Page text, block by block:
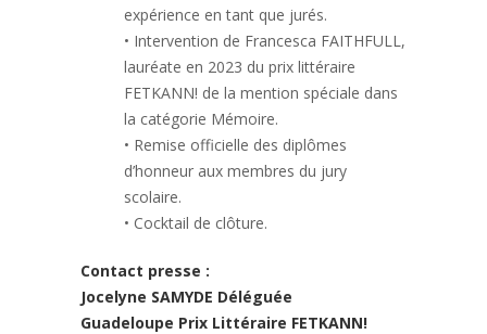
expérience en tant que jurés.
• Intervention de Francesca FAITHFULL,
lauréate en 2023 du prix littéraire
FETKANN! de la mention spéciale dans
la catégorie Mémoire.
• Remise officielle des diplômes
d’honneur aux membres du jury
scolaire.
• Cocktail de clôture.
Contact presse :
Jocelyne SAMYDE Déléguée
Guadeloupe Prix Littéraire FETKANN!